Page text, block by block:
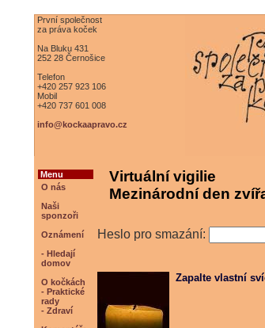
První společnost
za práva koček
Na Bluku 431
252 28 Černošice
Telefon
+420 257 923 106
Mobil
+420 737 601 008
info@kockaapravo.cz
Menu
O nás
Naši
sponzoři
Oznámení
- Hledají
domov
O kočkách
- Praktické
rady
- Zdraví
Virtuální vigilie
Mezinárodní den
Heslo pro smazání:
Zapalte vlastní